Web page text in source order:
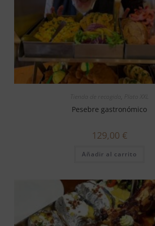
Tienda de recogida, Plato XXL
Pesebre gastronómico
129,00 €
Añadir al carrito